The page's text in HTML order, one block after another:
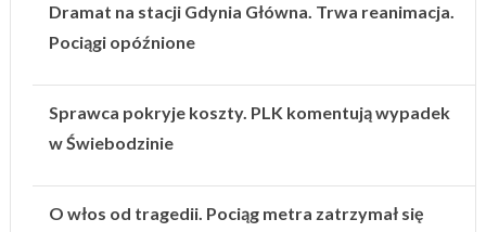
Dramat na stacji Gdynia Główna. Trwa reanimacja.
Pociągi opóźnione
Sprawca pokryje koszty. PLK komentują wypadek
w Świebodzinie
O włos od tragedii. Pociąg metra zatrzymał się